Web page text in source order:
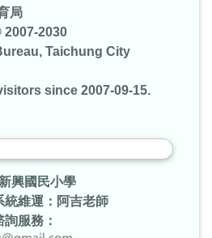
局
2030
Taichung City
since 2007-09-15.
興國民小學
維運：阿吉老師
務：